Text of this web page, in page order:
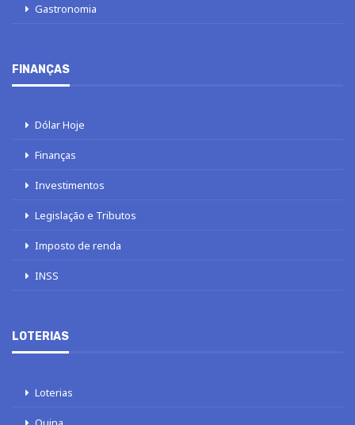
Gastronomia
FINANÇAS
Dólar Hoje
Finanças
Investimentos
Legislação e Tributos
Imposto de renda
INSS
LOTERIAS
Loterias